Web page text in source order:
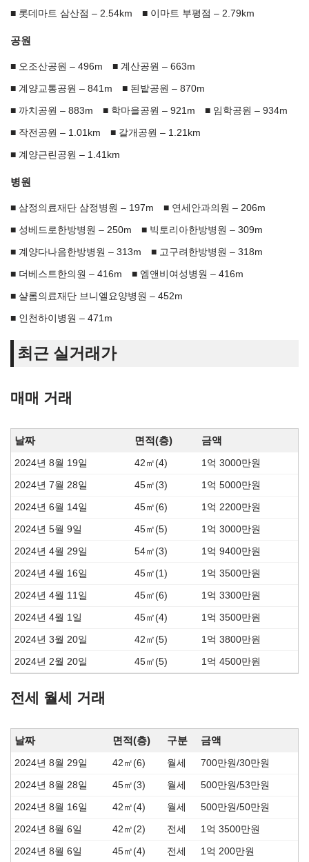
롯데마트 삼산점 – 2.54km 이마트 부평점 – 2.79km
공원
오조산공원 – 496m 계산공원 – 663m
계양교통공원 – 841m 된밭공원 – 870m
까치공원 – 883m 학마을공원 – 921m 임학공원 – 934m
작전공원 – 1.01km 갈개공원 – 1.21km
계양근린공원 – 1.41km
병원
삼정의료재단 삼정병원 – 197m 연세안과의원 – 206m
성베드로한방병원 – 250m 빅토리아한방병원 – 309m
계양다나음한방병원 – 313m 고구려한방병원 – 318m
더베스트한의원 – 416m 엠앤비여성병원 – 416m
샬롬의료재단 브니엘요양병원 – 452m
인천하이병원 – 471m
최근 실거래가
매매 거래
날짜 면적(층) 금액
2024년 8월 19일 42㎡(4) 1억 3000만원
2024년 7월 28일 45㎡(3) 1억 5000만원
2024년 6월 14일 45㎡(6) 1억 2200만원
2024년 5월 9일 45㎡(5) 1억 3000만원
2024년 4월 29일 54㎡(3) 1억 9400만원
2024년 4월 16일 45㎡(1) 1억 3500만원
2024년 4월 11일 45㎡(6) 1억 3300만원
2024년 4월 1일 45㎡(4) 1억 3500만원
2024년 3월 20일 42㎡(5) 1억 3800만원
2024년 2월 20일 45㎡(5) 1억 4500만원
전세 월세 거래
날짜 면적(층) 구분 금액
2024년 8월 29일 42㎡(6) 월세 700만원/30만원
2024년 8월 28일 45㎡(3) 월세 500만원/53만원
2024년 8월 16일 42㎡(4) 월세 500만원/50만원
2024년 8월 6일 42㎡(2) 전세 1억 3500만원
2024년 8월 6일 45㎡(4) 전세 1억 200만원